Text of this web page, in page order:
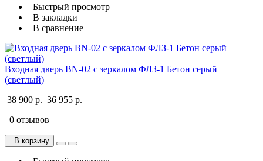
Быстрый просмотр
В закладки
В сравнение
Входная дверь BN-02 с зеркалом ФЛЗ-1 Бетон серый
(светлый)
38 900 р. 36 955 р.
0 отзывов
В корзину